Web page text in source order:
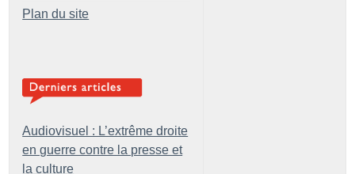
Plan du site
Audiovisuel : L’extrême droite
en guerre contre la presse et
la culture